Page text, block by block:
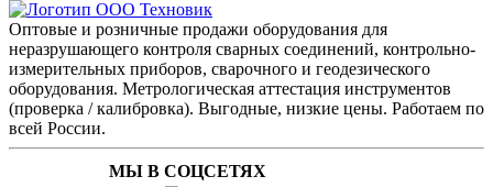
Оптовые и розничные продажи оборудования для
неразрушающего контроля сварных соединений, контрольно-
измерительных приборов, сварочного и геодезического
оборудования. Метрологическая аттестация инструментов
(проверка / калибровка). Выгодные, низкие цены. Работаем по
всей России.
МЫ В СОЦСЕТЯХ